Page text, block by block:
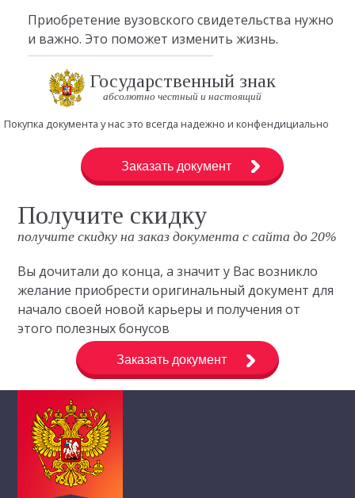
Приобретение вузовского свидетельства нужно
и важно. Это поможет изменить жизнь.
Государственный знак
абсолютно честный и настоящий
Покупка документа у нас это всегда надежно и конфендициально
Заказать документ
Получите скидку
получите скидку на заказ документа с сайта до 20%
Вы дочитали до конца, а значит у Вас возникло
желание приобрести оригинальный документ для
начало своей новой карьеры и получения от
этого полезных бонусов
Заказать документ